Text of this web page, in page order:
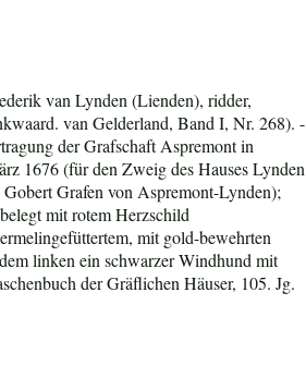
van Lynden (Lienden), ridder,
van Gelderland, Band I, Nr. 268). -
der Grafschaft Aspremont in
1676 (für den Zweig des Hauses Lynden
Grafen von Aspremont-Lynden);
mit rotem Herzschild
mit gold-bewehrten
linken ein schwarzer Windhund mit
der Gräflichen Häuser, 105. Jg.